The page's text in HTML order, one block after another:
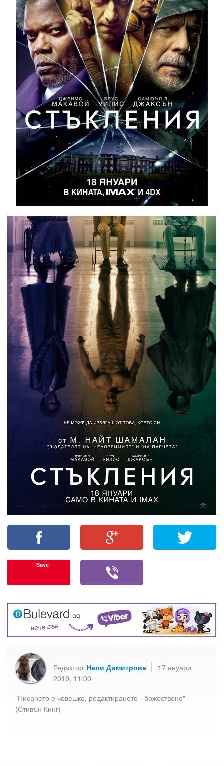
Save
Редактор Нели Димитрова
17 януари
2019, 11:00
"Писането е човешко, редактирането - божествено"
(Стивън Кинг)